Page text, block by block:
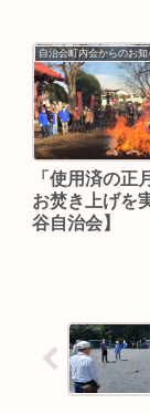
自治会町内会からのお知
「使用済の正
お焚き上げを
谷自治会】